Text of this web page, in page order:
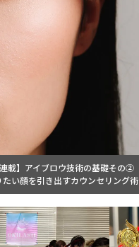
連載】アイブロウ技術の基礎その②
たい顔を引き出すカウンセリング術